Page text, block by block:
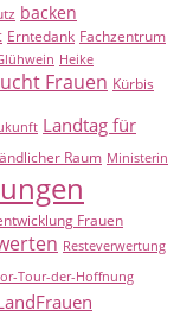
backen
Erntedank Fachzentrum
Heike
Frauen Kürbis
Landtag für
Raum Ministerin
Frauen
Resteverwertung
Tour-der-Hoffnung